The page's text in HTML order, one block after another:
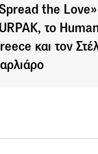
the
το
και τον